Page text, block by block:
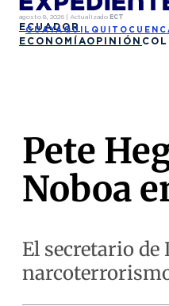
agosto 8, 2026 | Actualizado ECT
ECUADOR
GUAYAQUIL QUITO
ECONOMÍAOPINIÓN
Pete
Noboa
El secretario